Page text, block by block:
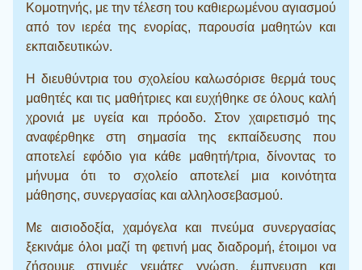
Κομοτηνής, με την τέλεση του καθιερωμένου αγιασμού
από τον ιερέα της ενορίας, παρουσία μαθητών και
εκπαιδευτικών.
Η διευθύντρια του σχολείου καλωσόρισε θερμά τους
μαθητές και τις μαθήτριες και ευχήθηκε σε όλους καλή
χρονιά με υγεία και πρόοδο. Στον χαιρετισμό της
αναφέρθηκε στη σημασία της εκπαίδευσης που
αποτελεί εφόδιο για κάθε μαθητή/τρια, δίνοντας το
μήνυμα ότι το σχολείο αποτελεί μια κοινότητα
μάθησης, συνεργασίας και αλληλοσεβασμού.
Με αισιοδοξία, χαμόγελα και πνεύμα συνεργασίας
ξεκινάμε όλοι μαζί τη φετινή μας διαδρομή, έτοιμοι να
ζήσουμε στιγμές γεμάτες γνώση, έμπνευση και